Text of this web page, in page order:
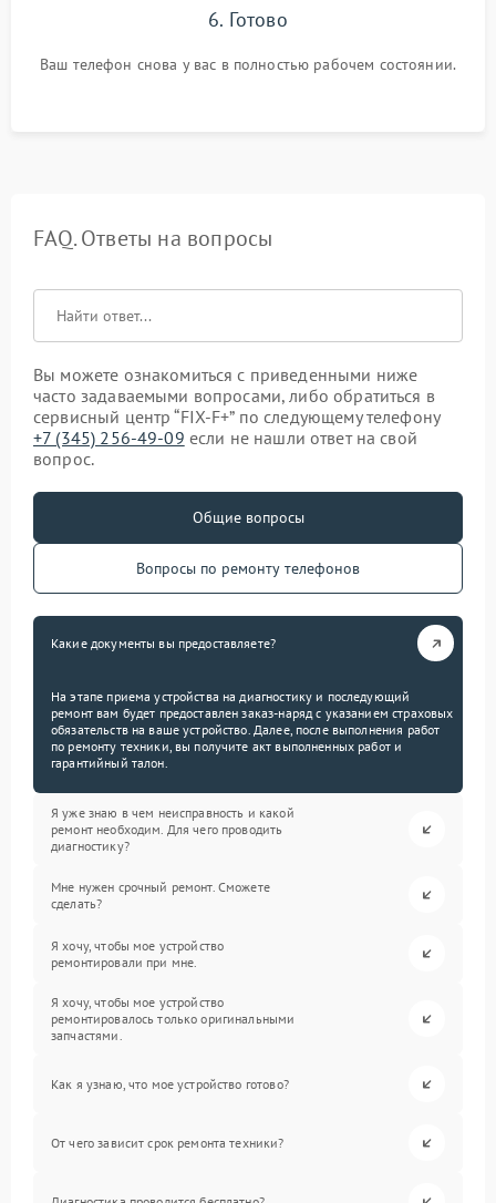
6. Готово
Ваш телефон снова у вас в полностью рабочем состоянии.
FAQ. Ответы на вопросы
Вы можете ознакомиться с приведенными ниже
часто задаваемыми вопросами, либо обратиться в
сервисный центр “FIX-F+” по следующему телефону
+7 (345) 256-49-09 если не нашли ответ на свой
вопрос.
Общие вопросы
Вопросы по ремонту телефонов
Какие документы вы предоставляете?
На этапе приема устройства на диагностику и последующий
ремонт вам будет предоставлен заказ-наряд с указанием страховых
обязательств на ваше устройство. Далее, после выполнения работ
по ремонту техники, вы получите акт выполненных работ и
гарантийный талон.
Я уже знаю в чем неисправность и какой
ремонт необходим. Для чего проводить
диагностику?
Мне нужен срочный ремонт. Сможете
сделать?
Я хочу, чтобы мое устройство
ремонтировали при мне.
Я хочу, чтобы мое устройство
ремонтировалось только оригинальными
запчастями.
Как я узнаю, что мое устройство готово?
От чего зависит срок ремонта техники?